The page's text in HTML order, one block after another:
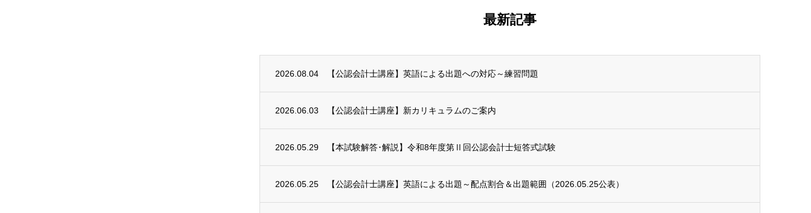
最新記事
2026.08.04 【公認会計士講座】英語による出題への対応～練習問題
2026.06.03 【公認会計士講座】新カリキュラムのご案内
2026.05.29 【本試験解答･解説】令和8年度第Ⅱ回公認会計士短答式試験
2026.05.25 【公認会計士講座】英語による出題～配点割合＆出題範囲（2026.05.25公表）